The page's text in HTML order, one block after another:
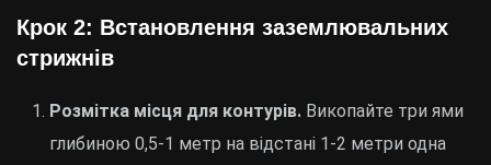
Крок 2: Встановлення заземлювальних
стрижнів
Розмітка місця для контурів. Викопайте три ями
глибиною 0,5-1 метр на відстані 1-2 метри одна